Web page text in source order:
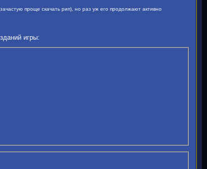
проще скачать рип), но раз уж его продолжают активно
игры: